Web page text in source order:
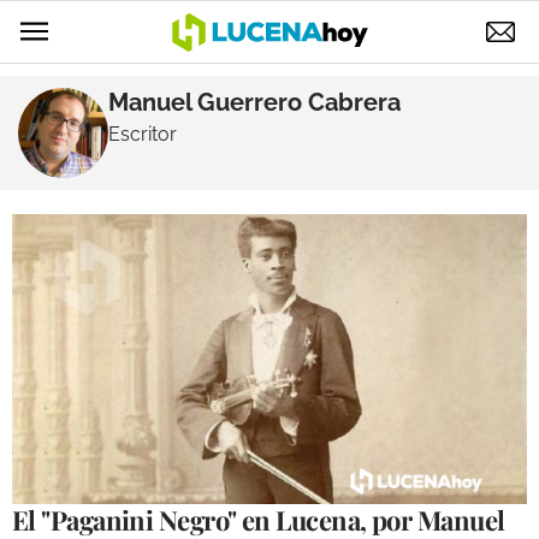
POLÍTICA
AYUNTAMIENTO
SUCESOS
ECONOMÍA
DESARROLLO LOCAL
LUCENA EMPRESAS
OCIO
COFRADÍAS
Manuel Guerrero Cabrera
Escritor
El "Paganini Negro" en Lucena, por Manuel